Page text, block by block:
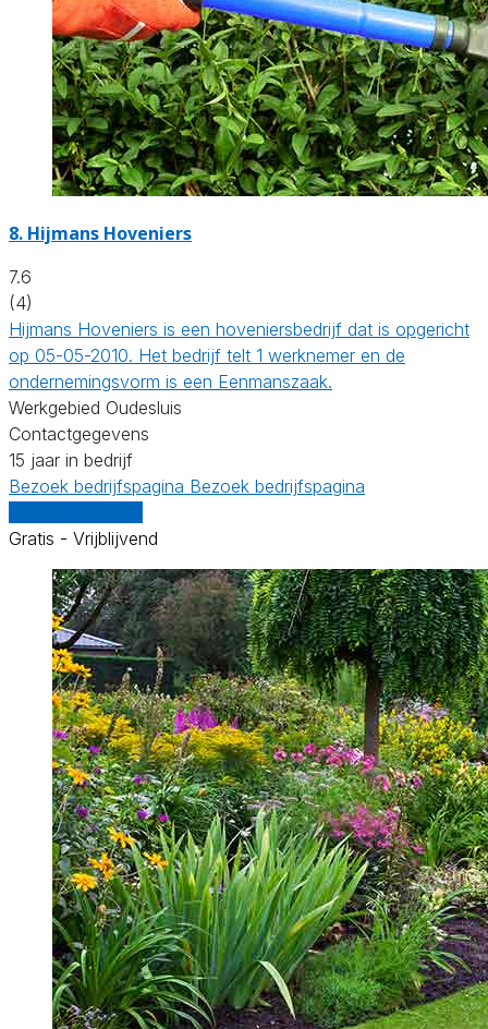
8. Hijmans Hoveniers
7.6
(4)
Hijmans Hoveniers is een hoveniersbedrijf dat is opgericht
op 05-05-2010. Het bedrijf telt 1 werknemer en de
ondernemingsvorm is een Eenmanszaak.
Werkgebied Oudesluis
Contactgegevens
15 jaar in bedrijf
Bezoek bedrijfspagina Bezoek bedrijfspagina
Gratis - Vrijblijvend